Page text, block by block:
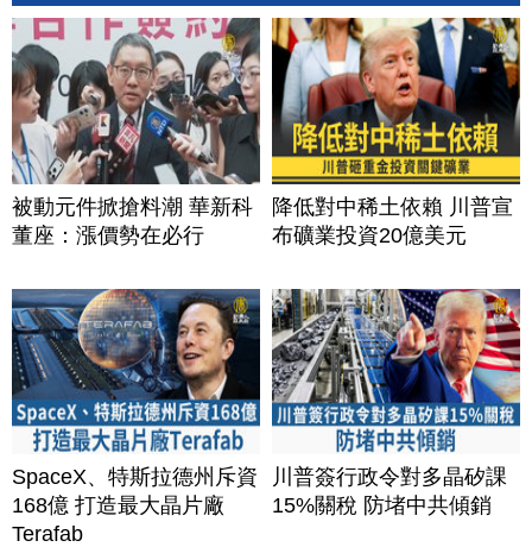
被動元件掀搶料潮 華新科
董座：漲價勢在必行
降低對中稀土依賴 川普宣
布礦業投資20億美元
SpaceX、特斯拉德州斥資
168億 打造最大晶片廠
Terafab
川普簽行政令對多晶矽課
15%關稅 防堵中共傾銷